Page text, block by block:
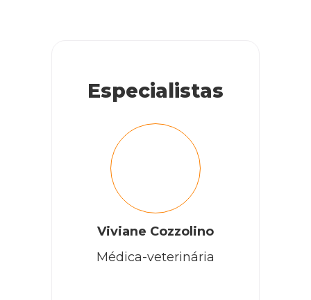
Especialistas
Viviane Cozzolino
Médica-veterinária